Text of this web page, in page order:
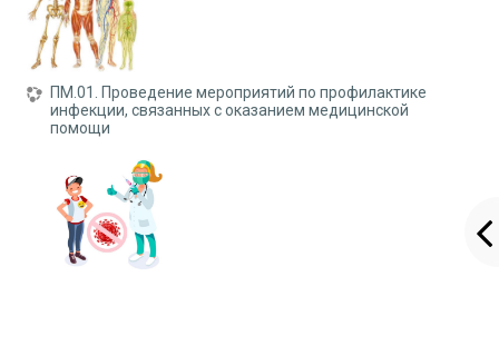
ПМ.01. Проведение мероприятий по профилактике
инфекции, связанных с оказанием медицинской
помощи